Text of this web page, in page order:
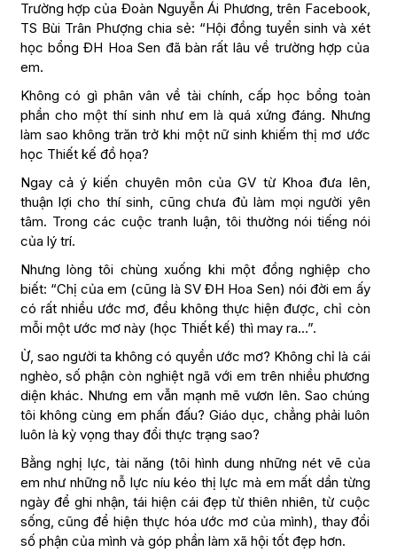
Trường hợp của Đoàn Nguyễn Ái Phương, trên Facebook,
TS Bùi Trân Phượng chia sẻ: “Hội đồng tuyển sinh và xét
học bổng ĐH Hoa Sen đã bàn rất lâu về trường hợp của
em.
Không có gì phân vân về tài chính, cấp học bổng toàn
phần cho một thí sinh như em là quá xứng đáng. Nhưng
làm sao không trăn trở khi một nữ sinh khiếm thị mơ ước
học Thiết kế đồ họa?
Ngay cả ý kiến chuyên môn của GV từ Khoa đưa lên,
thuận lợi cho thí sinh, cũng chưa đủ làm mọi người yên
tâm. Trong các cuộc tranh luận, tôi thường nói tiếng nói
của lý trí.
Nhưng lòng tôi chùng xuống khi một đồng nghiệp cho
biết: “Chị của em (cũng là SV ĐH Hoa Sen) nói đời em ấy
có rất nhiều ước mơ, đều không thực hiện được, chỉ còn
mỗi một ước mơ này (học Thiết kế) thì may ra…”.
Ừ, sao người ta không có quyền ước mơ? Không chỉ là cái
nghèo, số phận còn nghiệt ngã với em trên nhiều phương
diện khác. Nhưng em vẫn mạnh mẽ vươn lên. Sao chúng
tôi không cùng em phấn đấu? Giáo dục, chẳng phải luôn
luôn là kỳ vọng thay đổi thực trạng sao?
Bằng nghị lực, tài năng (tôi hình dung những nét vẽ của
em như những nỗ lực níu kéo thị lực mà em mất dần từng
ngày để ghi nhận, tái hiện cái đẹp từ thiên nhiên, từ cuộc
sống, cũng để hiện thực hóa ước mơ của mình), thay đổi
số phận của mình và góp phần làm xã hội tốt đẹp hơn.